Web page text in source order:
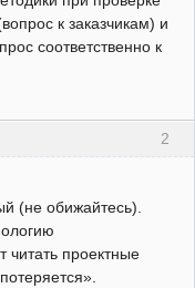
к заказчикам) и
соответственно к
2
(не обижайтесь).
читать проектные